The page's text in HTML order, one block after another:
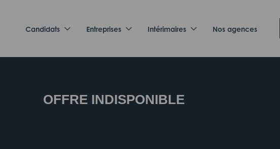
Candidats Entreprises Intérimaires Nos agences
OFFRE INDISPONIBLE